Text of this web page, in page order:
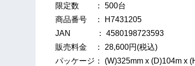
限定数 ： 500台
商品番号 ： H7431205
JAN ： 4580198723593
販売料金 ： 28,600円(税込)
パッケージ： (W)325mm x (D)104m x